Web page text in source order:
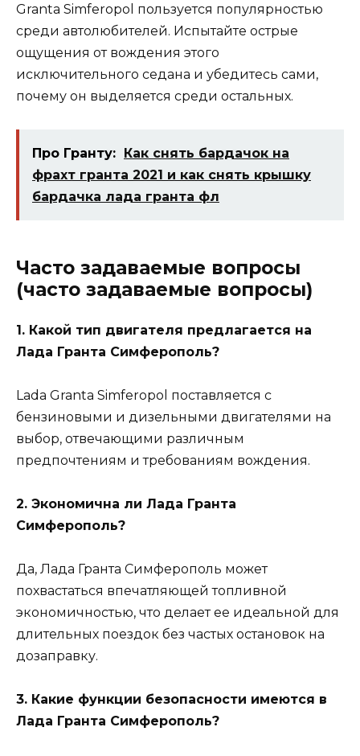
Granta Simferopol пользуется популярностью
среди автолюбителей. Испытайте острые
ощущения от вождения этого
исключительного седана и убедитесь сами,
почему он выделяется среди остальных.
Про Гранту: Как снять бардачок на
фрахт гранта 2021 и как снять крышку
бардачка лада гранта фл
Часто задаваемые вопросы
(часто задаваемые вопросы)
1. Какой тип двигателя предлагается на
Лада Гранта Симферополь?
Lada Granta Simferopol поставляется с
бензиновыми и дизельными двигателями на
выбор, отвечающими различным
предпочтениям и требованиям вождения.
2. Экономична ли Лада Гранта
Симферополь?
Да, Лада Гранта Симферополь может
похвастаться впечатляющей топливной
экономичностью, что делает ее идеальной для
длительных поездок без частых остановок на
дозаправку.
3. Какие функции безопасности имеются в
Лада Гранта Симферополь?